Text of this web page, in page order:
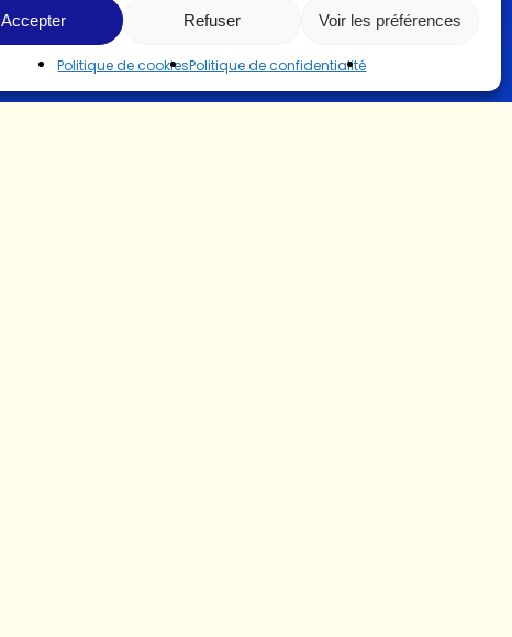
Accepter Refuser Voir les préférences
Politique de cookiesPolitique de confidentialité